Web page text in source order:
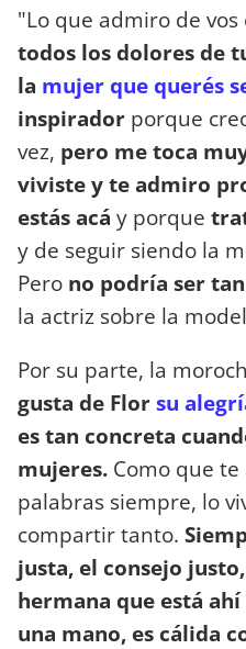
"Lo que admiro de vos
todos los dolores de
la mujer que querés
inspirador porque
vez, pero me toca
viviste y te admiro
estás acá y porque
y de seguir siendo la
Pero no podría ser
la actriz sobre la
Por su parte, la
gusta de Florsu
es tan concreta
mujeres. Como que
palabras siempre, lo
compartir tanto.
justa, el consejo
hermana que está
una mano, es cálida